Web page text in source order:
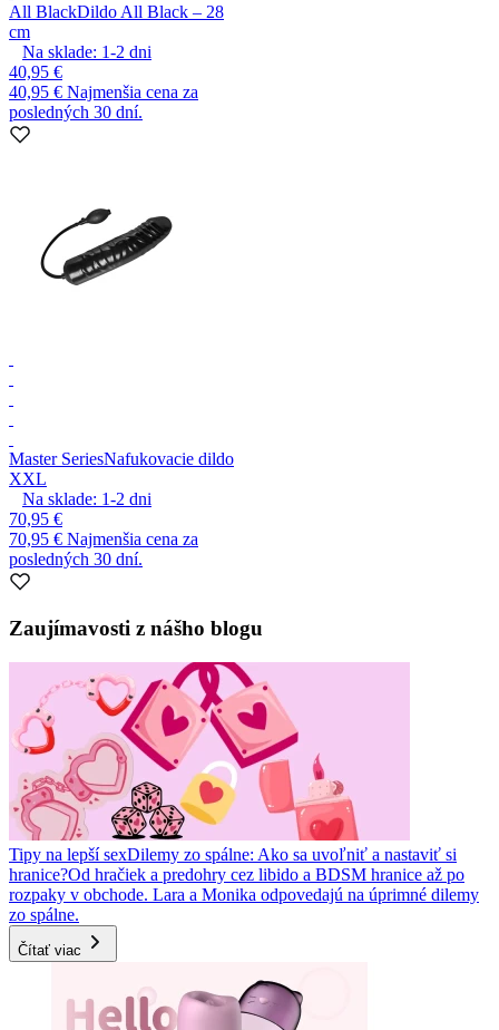
All BlackDildo All Black – 28
cm
Na sklade: 1-2 dni
40,95 €
40,95 € Najmenšia cena za
posledných 30 dní.
Master SeriesNafukovacie dildo
XXL
Na sklade: 1-2 dni
70,95 €
70,95 € Najmenšia cena za
posledných 30 dní.
Zaujímavosti z nášho blogu
Tipy na lepší sexDilemy zo spálne: Ako sa uvoľniť a nastaviť si
hranice?Od hračiek a predohry cez libido a BDSM hranice až po
rozpaky v obchode. Lara a Monika odpovedajú na úprimné dilemy
zo spálne.
Čítať viac